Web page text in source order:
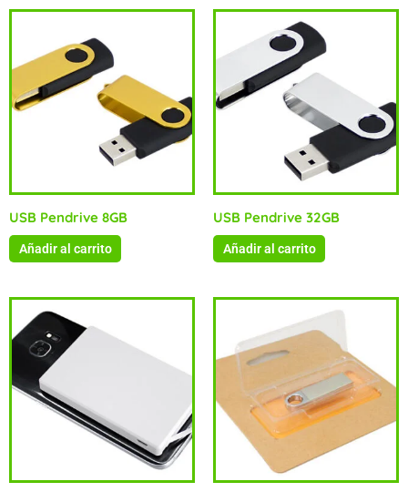
USB Pendrive 8GB
Añadir al carrito
USB Pendrive 32GB
Añadir al carrito